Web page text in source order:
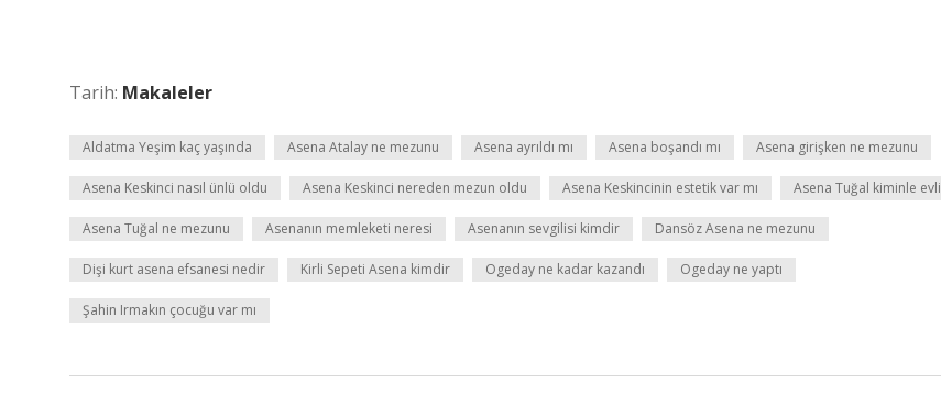
Tarih: Makaleler
Aldatma Yeşim kaç yaşında Asena Atalay ne mezunu Asena ayrıldı mı Asena boşandı mı Asena girişken ne mezunu
Asena Keskinci nasıl ünlü oldu Asena Keskinci nereden mezun oldu Asena Keskincinin estetik var mı Asena Tuğal kiminle evli
Asena Tuğal ne mezunu Asenanın memleketi neresi Asenanın sevgilisi kimdir Dansöz Asena ne mezunu
Dişi kurt asena efsanesi nedir Kirli Sepeti Asena kimdir Ogeday ne kadar kazandı Ogeday ne yaptı
Şahin Irmakın çocuğu var mı